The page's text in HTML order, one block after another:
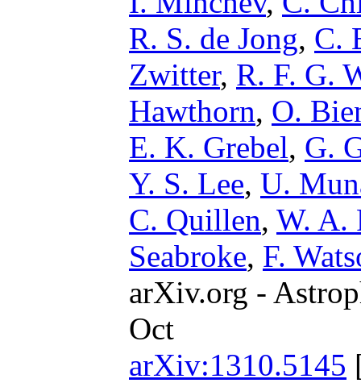
R. S. de Jong, C.
Zwitter, R. F. G.
Hawthorn, O.
E. K. Grebel, G.
Y. S. Lee, U.
C. Quillen, W. A.
Seabroke, F.
arXiv.org -
Oct
arXiv:1310.5145